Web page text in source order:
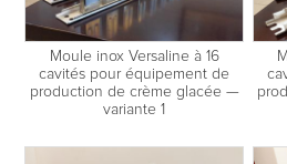
Moule inox Versaline à 16
cavités pour équipement de
production de crème glacée —
variante 1